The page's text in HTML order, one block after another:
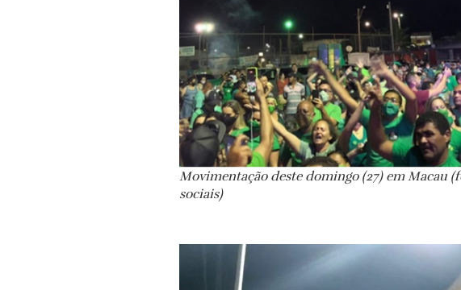
Movimentação deste domingo (27) em Macau
sociais)